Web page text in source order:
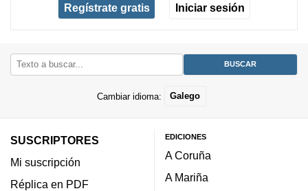
Regístrate gratis Iniciar sesión
Cambiar idioma: Galego
SUSCRIPTORES
Mi suscripción
Réplica en PDF
EDICIONES
A Coruña
A Mariña